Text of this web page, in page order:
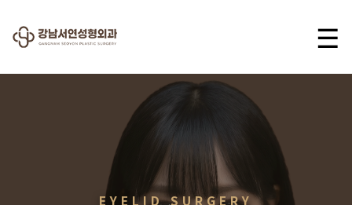
☰
EYELID SURGERY